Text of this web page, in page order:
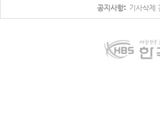
공지사항 기사삭제